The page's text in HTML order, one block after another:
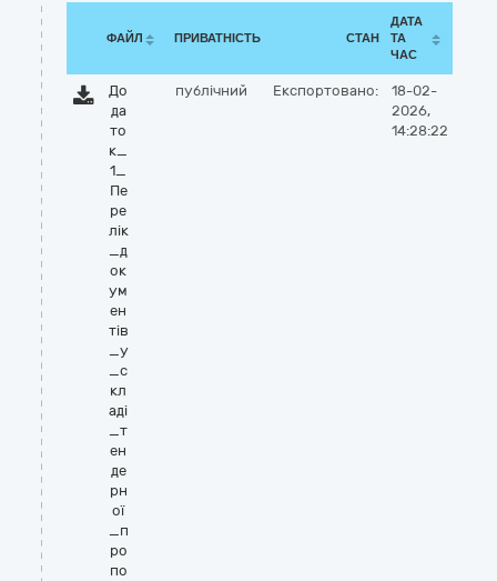
ФАЙЛ ПРИВАТНІСТЬ СТАН
ДАТА
ТА
ЧАС
До
да
то
к_
1_
Пе
ре
лік
_д
ок
ум
ен
тів
_у
_с
кл
аді
_т
ен
де
рн
ої
_п
ро
по
публічний Експортовано:
18-02-
2026,
14:28:22